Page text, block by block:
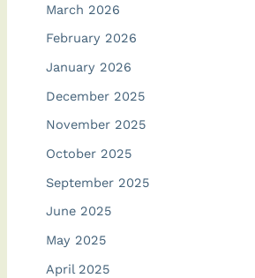
March 2026
February 2026
January 2026
December 2025
November 2025
October 2025
September 2025
June 2025
May 2025
April 2025